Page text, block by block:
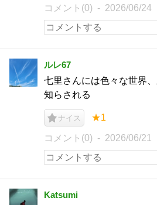
コメント(0) 2026/06/24
ルレ67
七里さんには色々な世界
知らされる
ナイス ★1
コメント(0) 2026/06/21
Katsumi